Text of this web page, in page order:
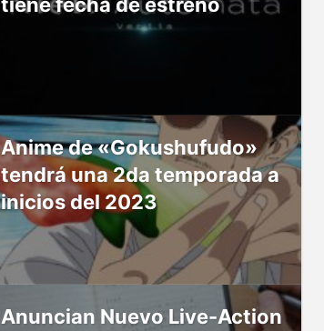
tiene fecha de estreno
Anime de «Gokushufudo»
tendrá una 2da temporada a
inicios del 2023
Anuncian Nuevo Live-Action